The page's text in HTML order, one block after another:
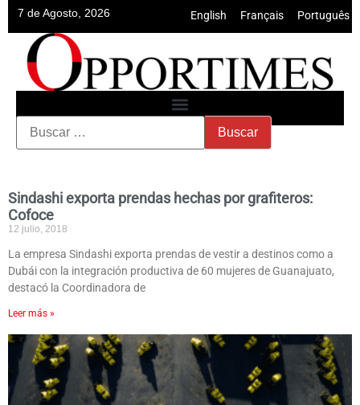
7 de Agosto, 2026 English Français Português
Sindashi exporta prendas hechas por grafiteros:
Cofoce
12 julio, 2018
La empresa Sindashi exporta prendas de vestir a destinos como a
Dubái con la integración productiva de 60 mujeres de Guanajuato,
destacó la Coordinadora de
Leer más »